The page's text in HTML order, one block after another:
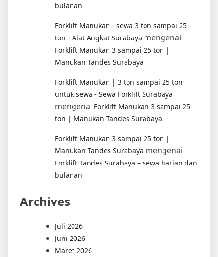
bulanan
Forklift Manukan - sewa 3 ton sampai 25
ton - Alat Angkat Surabaya mengenai
Forklift Manukan 3 sampai 25 ton |
Manukan Tandes Surabaya
Forklift Manukan | 3 ton sampai 25 ton
untuk sewa - Sewa Forklift Surabaya
mengenai Forklift Manukan 3 sampai 25
ton | Manukan Tandes Surabaya
Forklift Manukan 3 sampai 25 ton |
Manukan Tandes Surabaya mengenai
Forklift Tandes Surabaya – sewa harian dan
bulanan
Archives
Juli 2026
Juni 2026
Maret 2026